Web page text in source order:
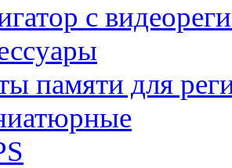
с
памяти для